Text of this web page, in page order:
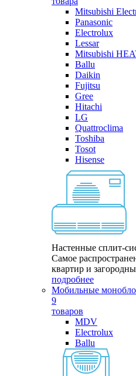
Mitsubishi
Panasonic
Electrolux
Lessar
Mitsubishi
Ballu
Daikin
Fujitsu
Gree
Hitachi
LG
Quattroclima
Toshiba
Tosot
Hisense
Настенные сплит-
Самое
квартир и
подробнее
Мобильные
9
товаров
MDV
Electrolux
Ballu